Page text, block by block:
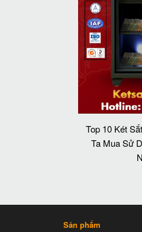
Top 10 Két
Ta Mua Sử
Sản phẩm